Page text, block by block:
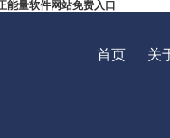
能量软件网站免费入口
首页 关